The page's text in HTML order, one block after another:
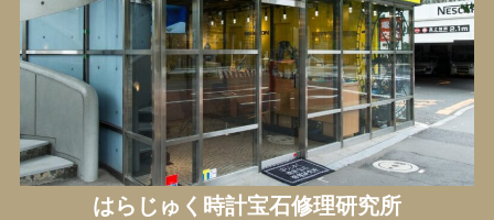
はらじゅく時計宝石修理研究所